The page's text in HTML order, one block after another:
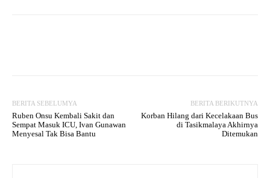
BERITA SEBELUMYA
Ruben Onsu Kembali Sakit dan
Sempat Masuk ICU, Ivan Gunawan
Menyesal Tak Bisa Bantu
BERITA BERIKUTNYA
Korban Hilang dari Kecelakaan Bus
di Tasikmalaya Akhirnya
Ditemukan